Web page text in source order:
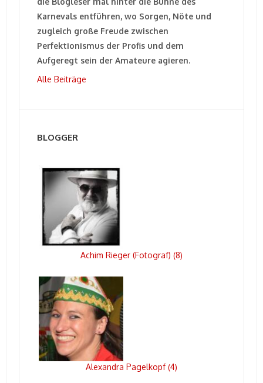
Karnevals entführen, wo Sorgen, Nöte und
zugleich große Freude zwischen
Perfektionismus der Profis und dem
Aufgeregt sein der Amateure agieren.
Alle Beiträge
BLOGGER
Achim Rieger (Fotograf) (8)
Alexandra Pagelkopf(4)